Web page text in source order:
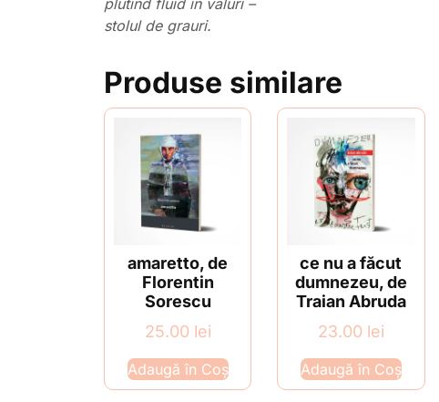
stolul de grauri.
Produse similare
amaretto, de
Florentin
Sorescu
25.00 lei
Adaugă în Coș
ce nu a făcut
dumnezeu, de
Traian Abruda
23.00 lei
Adaugă în Coș